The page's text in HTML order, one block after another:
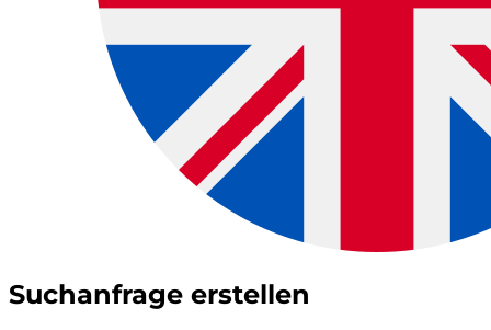
Suchanfrage erstellen